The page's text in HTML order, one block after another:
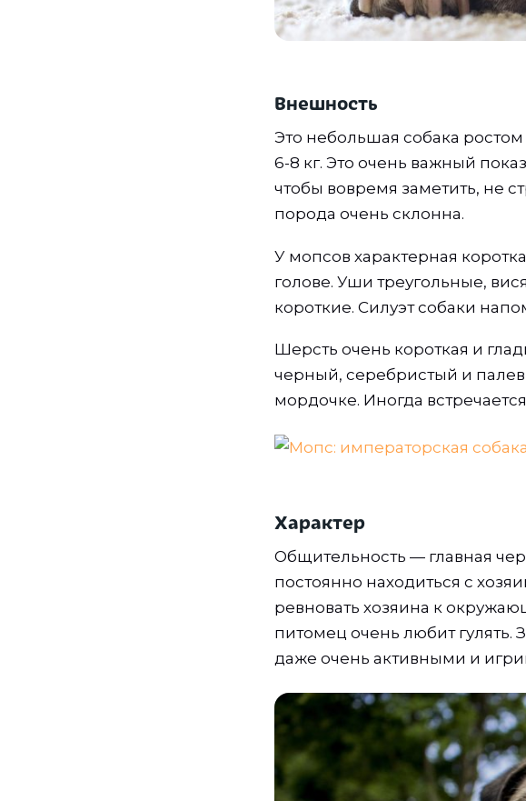
Внешность
Это небольшая собака
6-8 кг. Это очень важный
чтобы вовремя заметить, не
порода очень склонна.
У мопсов характерная
голове. Уши треугольные,
короткие. Силуэт собаки
Шерсть очень короткая и
черный, серебристый и
мордочке. Иногда
Характер
Общительность — главная
постоянно находиться с
ревновать хозяина к
питомец очень любит гулять.
даже очень активными и